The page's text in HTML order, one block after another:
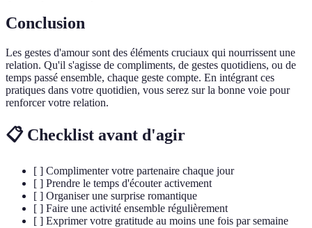
Conclusion
Les gestes d'amour sont des éléments cruciaux qui nourrissent une
relation. Qu'il s'agisse de compliments, de gestes quotidiens, ou de
temps passé ensemble, chaque geste compte. En intégrant ces
pratiques dans votre quotidien, vous serez sur la bonne voie pour
renforcer votre relation.
📋 Checklist avant d'agir
[ ] Complimenter votre partenaire chaque jour
[ ] Prendre le temps d'écouter activement
[ ] Organiser une surprise romantique
[ ] Faire une activité ensemble régulièrement
[ ] Exprimer votre gratitude au moins une fois par semaine